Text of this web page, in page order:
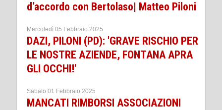
d’accordo con Bertolaso| Matteo Piloni
Mercoledì 05 Febbraio 2025
DAZI, PILONI (PD): 'GRAVE RISCHIO PER
LE NOSTRE AZIENDE, FONTANA APRA
GLI OCCHI!'
Sabato 01 Febbraio 2025
MANCATI RIMBORSI ASSOCIAZIONI